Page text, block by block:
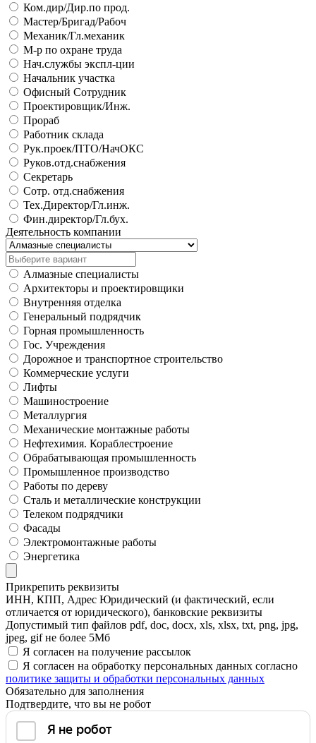
Ком.дир/Дир.по прод.
Мастер/Бригад/Рабоч
Механик/Гл.механик
М-р по охране труда
Нач.службы экспл-ции
Начальник участка
Офисный Сотрудник
Проектировщик/Инж.
Прораб
Работник склада
Рук.проек/ПТО/НачОКС
Руков.отд.снабжения
Секретарь
Сотр. отд.снабжения
Тех.Директор/Гл.инж.
Фин.директор/Гл.бух.
Деятельность компании
Алмазные специалисты
Архитекторы и проектировщики
Внутренняя отделка
Генеральный подрядчик
Горная промышленность
Гос. Учреждения
Дорожное и транспортное строительство
Коммерческие услуги
Лифты
Машиностроение
Металлургия
Механические монтажные работы
Нефтехимия. Кораблестроение
Обрабатывающая промышленность
Промышленное производство
Работы по дереву
Сталь и металлические конструкции
Телеком подрядчики
Фасады
Электромонтажные работы
Энергетика
Прикрепить реквизиты
ИНН, КПП, Адрес Юридический (и фактический, если
отличается от юридического), банковские реквизиты
Допустимый тип файлов pdf, doc, docx, xls, xlsx, txt, png, jpg,
jpeg, gif не более 5Мб
Я согласен на получение рассылок
Я согласен на обработку персональных данных согласно
политике защиты и обработки персональных данных
Обязательно для заполнения
Подтвердите, что вы не робот